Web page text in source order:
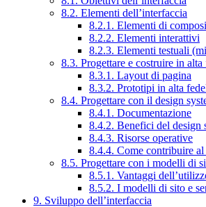
8.2. Elementi dell’interfaccia
8.2.1. Elementi di
8.2.2. Elementi interattivi
8.2.3. Elementi testuali
8.3. Progettare e costruire in alta
8.3.1. Layout di pagina
8.3.2. Prototipi in alta
8.4. Progettare con il design
8.4.1. Documentazione
8.4.2. Benefici del design
8.4.3. Risorse operative
8.4.4. Come contribuire
8.5. Progettare con i modelli di
8.5.1. Vantaggi
8.5.2. I modelli di sito e
9. Sviluppo dell’interfaccia